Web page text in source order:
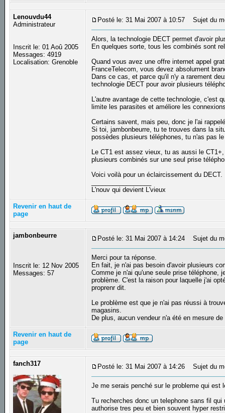
Lenouvdu44
Administrateur
Inscrit le: 01 Aoû 2005
Messages: 4919
Localisation: Grenoble
Posté le: 31 Mai 2007 à 10:57 Sujet du
Alors, la technologie DECT permet d'avoir
En quelques sorte, tous les combinés sont
Quand vous avez une offre internet appel
FranceTelecom, vous devez absolument
Dans ce cas, et parce qu'il n'y a rarement
technologie DECT pour avoir plusieurs
L'autre avantage de cette technologie, c'est
limite les parasites et améliore les
Certains savent, mais peu, donc je l'ai
Si toi, jambonbeurre, tu te trouves dans la
possèdes plusieurs téléphones, tu n'as pas
Le CT1 est assez vieux, tu as aussi le
plusieurs combinés sur une seul prise
Voici voilà pour un éclaircissement du DECT.
L'nouv qui devient L'vieux
Revenir en haut de
page
jambonbeurre
Inscrit le: 12 Nov 2005
Messages: 57
Posté le: 31 Mai 2007 à 14:24 Sujet du
Merci pour ta réponse.
En fait, je n'ai pas besoin d'avoir plusieurs
Comme je n'ai qu'une seule prise téléphone,
problème. C'est la raison pour laquelle j'ai
proprenr dit.
Le problème est que je n'ai pas réussi à
magasins.
De plus, aucun vendeur n'a été en mesure
Revenir en haut de
page
fanch317 Posté le: 31 Mai 2007 à 14:26 Sujet du
Je me serais penché sur le probleme qui est
Tu recherches donc un telephone sans fil
authorise tres peu et bien souvent hyper